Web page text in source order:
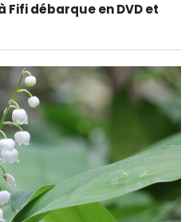
débarque en DVD et